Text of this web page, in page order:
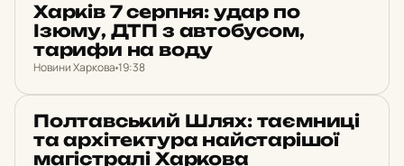
НОВИНИ ХАРКОВА
Харків 7 серпня: удар по
Ізюму, ДТП з ав­то­бу­сом,
тарифи на воду
Новини Харкова 19:38
МІСТО
Пол­тав­ський Шлях: та­єм­ни­ці
та ар­хі­тек­ту­ра най­ста­рі­шої
ма­гіс­тра­лі Хар­ко­ва